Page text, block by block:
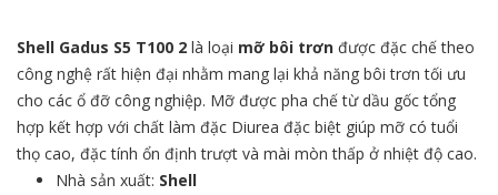
Shell Gadus S5 T100 2 là loại mỡ bôi trơn được đặc chế theo
công nghệ rất hiện đại nhằm mang lại khả năng bôi trơn tối ưu
cho các ổ đỡ công nghiệp. Mỡ được pha chế từ dầu gốc tổng
hợp kết hợp với chất làm đặc Diurea đặc biệt giúp mỡ có tuổi
thọ cao, đặc tính ổn định trượt và mài mòn thấp ở nhiệt độ cao.
Nhà sản xuất: Shell